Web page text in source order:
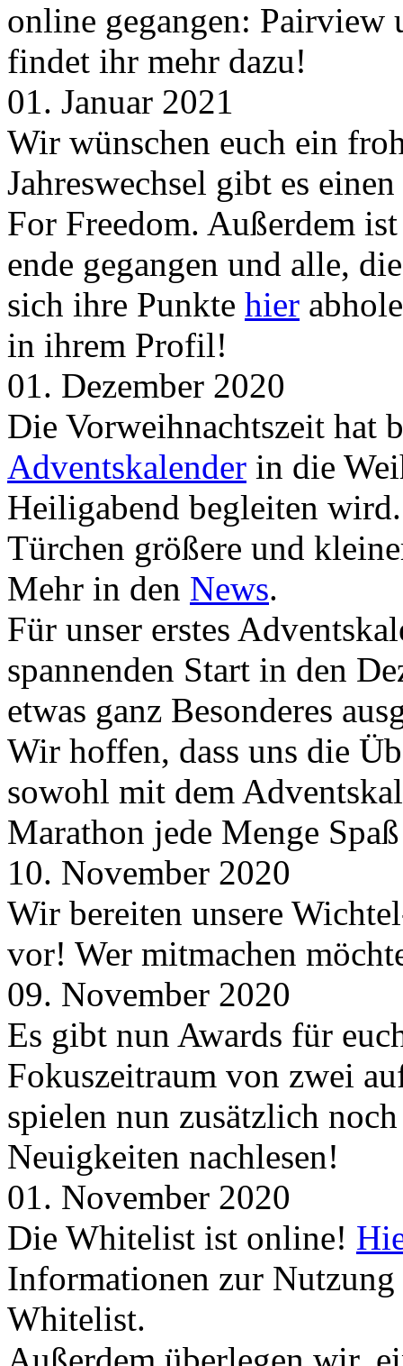
online gegangen:
findet ihr mehr dazu!
01. Januar 2021
Wir wünschen euch ein
Jahreswechsel gibt es einen
For Freedom. Außerdem
ende gegangen und alle,
sich ihre Punkte hier
in ihrem Profil!
01. Dezember 2020
Die Vorweihnachtszeit hat
Adventskalender in die
Heiligabend begleiten
Türchen größere und
Mehr in den News.
Für unser erstes
spannenden Start in den
etwas ganz Besonderes
Wir hoffen, dass uns die
sowohl mit dem
Marathon jede Menge
10. November 2020
Wir bereiten unsere
vor! Wer mitmachen
09. November 2020
Es gibt nun Awards für
Fokuszeitraum von zwei
spielen nun zusätzlich
Neuigkeiten nachlesen!
01. November 2020
Die Whitelist ist online!
Informationen zur
Whitelist.